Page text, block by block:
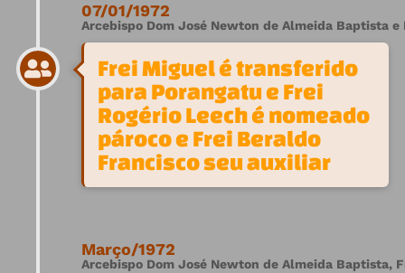
07/01/1972
Arcebispo Dom José Newton de Almeida Baptista e
Frei Miguel é transferido
para Porangatu e Frei
Rogério Leech é nomeado
pároco e Frei Beraldo
Francisco seu auxiliar
Março/1972
Arcebispo Dom José Newton de Almeida Baptista,